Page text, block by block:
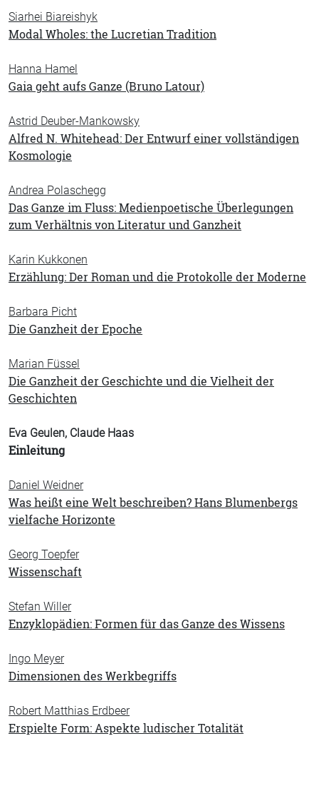
Siarhei Biareishyk
Modal Wholes: the Lucretian Tradition
Hanna Hamel
Gaia geht aufs Ganze (Bruno Latour)
Astrid Deuber-Mankowsky
Alfred N. Whitehead: Der Entwurf einer vollständigen
Kosmologie
Andrea Polaschegg
Das Ganze im Fluss: Medienpoetische Überlegungen
zum Verhältnis von Literatur und Ganzheit
Karin Kukkonen
Erzählung: Der Roman und die Protokolle der Moderne
Barbara Picht
Die Ganzheit der Epoche
Marian Füssel
Die Ganzheit der Geschichte und die Vielheit der
Geschichten
Eva Geulen, Claude Haas
Einleitung
Daniel Weidner
Was heißt eine Welt beschreiben? Hans Blumenbergs
vielfache Horizonte
Georg Toepfer
Wissenschaft
Stefan Willer
Enzyklopädien: Formen für das Ganze des Wissens
Ingo Meyer
Dimensionen des Werkbegriffs
Robert Matthias Erdbeer
Erspielte Form: Aspekte ludischer Totalität